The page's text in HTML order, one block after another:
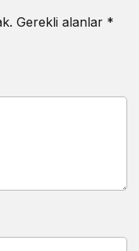
Gerekli alanlar *